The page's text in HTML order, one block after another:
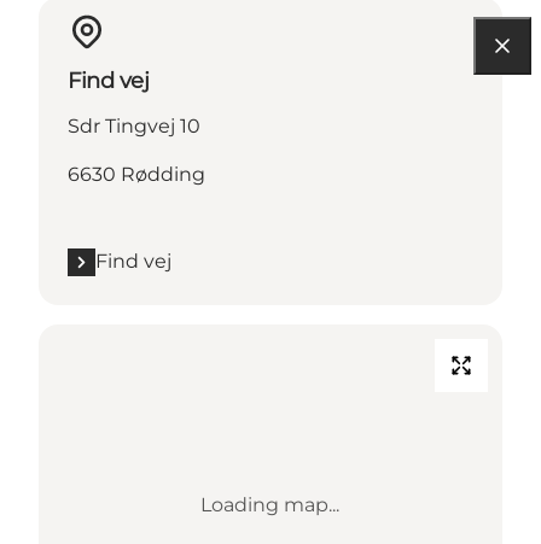
Find vej
Sdr Tingvej 10
6630 Rødding
Find vej
Loading map...